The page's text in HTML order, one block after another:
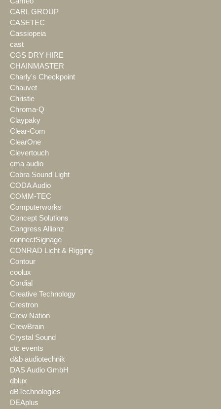
CARL GROUP
CASETEC
Cassiopeia
cast
CGS DRY HIRE
CHAINMASTER
Charly's Checkpoint
Chauvet
Christie
Chroma-Q
Claypaky
Clear-Com
ClearOne
Clevertouch
cma audio
Cobra Sound Light
CODA Audio
COMM-TEC
Computerworks
Concept Solutions
Congress Allianz
connectSignage
CONRAD Licht & Rigging
Contour
coolux
Cordial
Creative Technology
Crestron
Crew Nation
CrewBrain
Crystal Sound
ctc events
d&b audiotechnik
DAS Audio GmbH
dblux
dBTechnologies
DEAplus